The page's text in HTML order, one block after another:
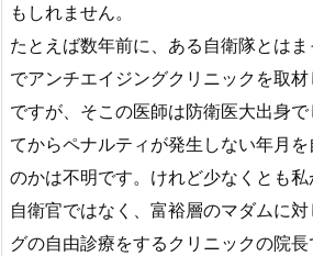
もしれません。
たとえば数年前に、ある自衛隊とは
でアンチエイジングクリニックを取
ですが、そこの医師は防衛医大出身
てからペナルティが発生しない年月
のかは不明です。けれど少なくとも
自衛官ではなく、富裕層のマダムに
グの自由診療をするクリニックの院